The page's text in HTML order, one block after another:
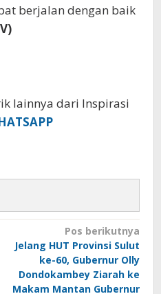
berjalan dengan baik
lainnya dari Inspirasi
Pos berikutnya
Jelang HUT Provinsi Sulut
ke-60, Gubernur Olly
Dondokambey Ziarah ke
Makam Mantan Gubernur